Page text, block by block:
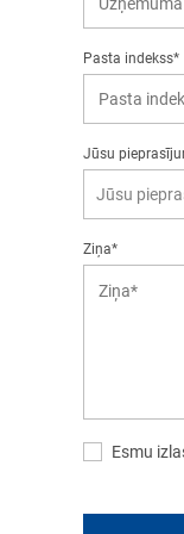
Pasta indekss*
Jūsu
Jūsu
Ziņa*
Esmu